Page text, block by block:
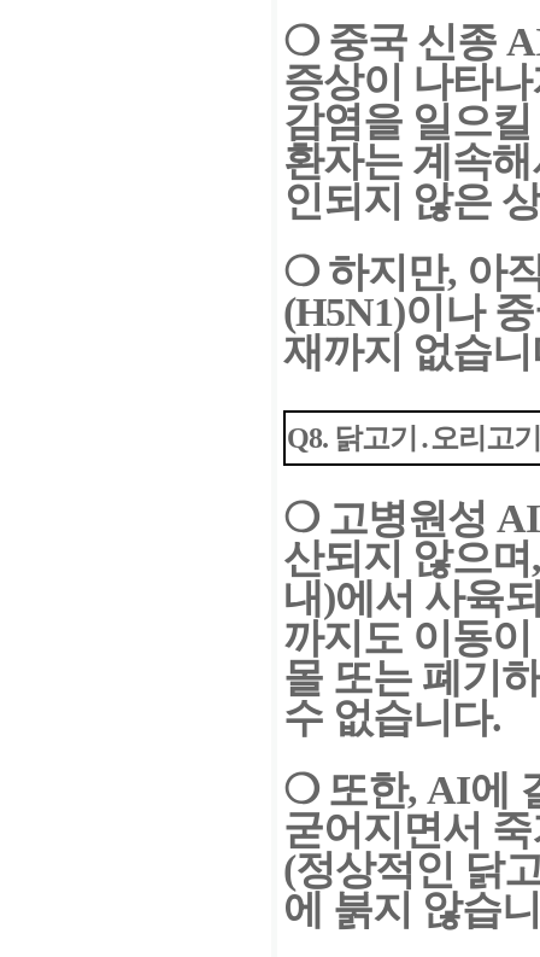
❍ 중국 신종
증상이 나타
감염을 일으킬
환자는 계속
인되지 않은
❍하지만, 아
(H5N1)이나
재까지 없습니
Q8. 닭고기․오리고
❍ 고병원성
산되지 않으며,
내)에서 사육
까지도 이동
몰 또는 폐기
수 없습니다.
❍또한, AI에
굳어지면서
(정상적인 닭
에 붉지 않습